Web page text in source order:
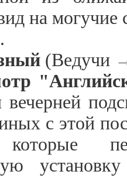
на могучие
(Ведучи
вечерней
с этой
которые